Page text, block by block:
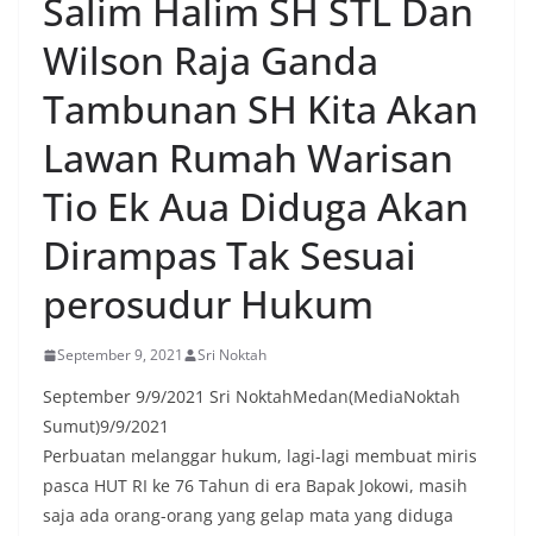
menyambut momentum HUT Kemerdekaan RI
dengan berbagai persiapan di lingkungan
masing-masing.‎Dalam dialog yang berlangsung
akrab, Bhabinkamtibmas menyapa warga,
menanyakan kondisi keamanan dan kenyamanan
lingkungan tempat tinggal, serta membuka ruang
komunikasi dua arah agar warga dapat
menyampaikan keluhan maupun informasi terkait
situasi kamtibmas di sekitar mereka.‎‎‎Salah satu
poin utama yang disampaikan dalam kegiatan
sambang ini adalah imbauan kepada warga untuk
memasang bendera Merah Putih secara penuh,
bukan setengah tiang, sebagai bentuk
menjelang perayaan HUT Kemerdekaan RI.
bendera dengan benar merupakan salah satu
wujud nyata partisipasi masyarakat dalam
memperingati hari bersejarah bangsa
Indonesia.‎‎”Kami mengimbau kepada seluruh
warga agar mulai mempersiapkan dan memasang
bendera Merah Putih di depan rumah masing-
Salim Halim SH STL Dan
Wilson Raja Ganda
Tambunan SH Kita Akan
Lawan Rumah Warisan
Tio Ek Aua Diduga Akan
Dirampas Tak Sesuai
perosudur Hukum
September 9, 2021 Sri Noktah
September 9/9/2021 Sri NoktahMedan(MediaNoktah
Sumut)9/9/2021
Perbuatan melanggar hukum, lagi-lagi membuat miris
pasca HUT RI ke 76 Tahun di era Bapak Jokowi, masih
saja ada orang-orang yang gelap mata yang diduga